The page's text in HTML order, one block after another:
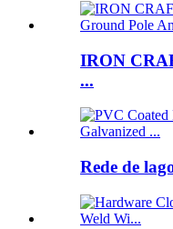
IRON
...
Rede de